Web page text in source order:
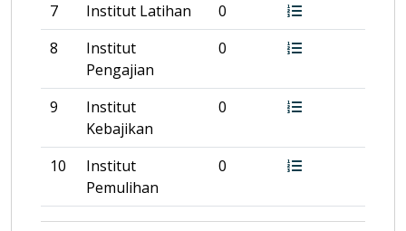
7 Institut Latihan
0
8
Institut
Pengajian
0
9
Institut
Kebajikan
0
10
Institut
Pemulihan
0